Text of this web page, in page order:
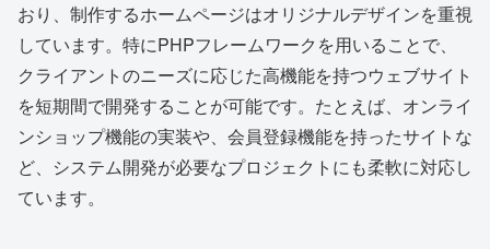
おり、制作するホームページはオリジナルデザインを重視
しています。特にPHPフレームワークを用いることで、
クライアントのニーズに応じた高機能を持つウェブサイト
を短期間で開発することが可能です。たとえば、オンライ
ンショップ機能の実装や、会員登録機能を持ったサイトな
ど、システム開発が必要なプロジェクトにも柔軟に対応し
ています。